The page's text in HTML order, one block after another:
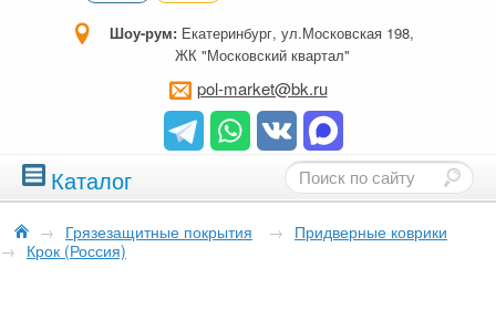
Шоу-рум: Екатеринбург, ул.Московская 198,
ЖК "Московский квартал"
pol-market@bk.ru
Каталог
→ Грязезащитные покрытия → Придверные коврики
→ Крок (Россия)